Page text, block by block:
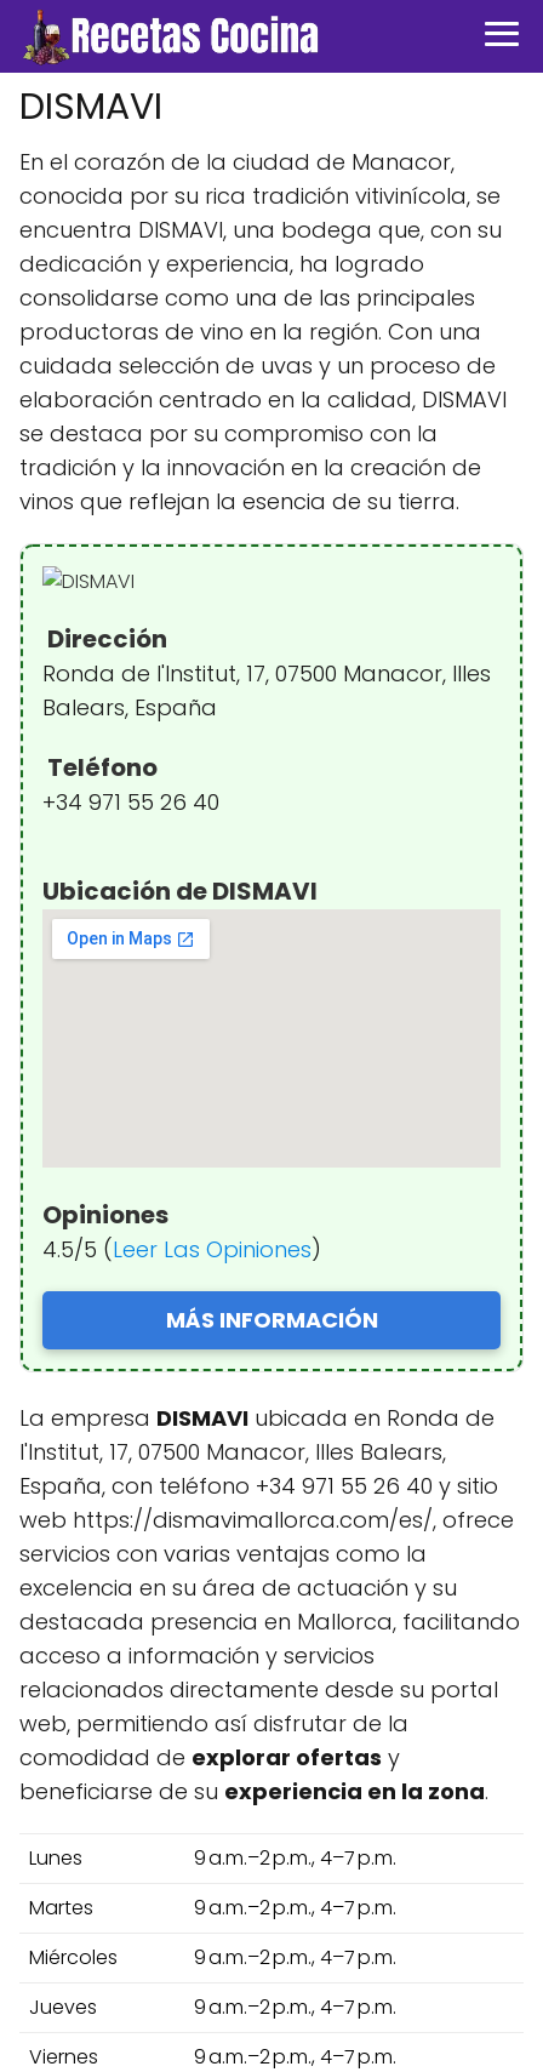
DISMAVI
En el corazón de la ciudad de Manacor,
conocida por su rica tradición vitivinícola, se
encuentra DISMAVI, una bodega que, con su
dedicación y experiencia, ha logrado
consolidarse como una de las principales
productoras de vino en la región. Con una
cuidada selección de uvas y un proceso de
elaboración centrado en la calidad, DISMAVI
se destaca por su compromiso con la
tradición y la innovación en la creación de
vinos que reflejan la esencia de su tierra.
Dirección
Ronda de l'Institut, 17, 07500 Manacor, Illes
Balears, España
Teléfono
+34 971 55 26 40
Ubicación de DISMAVI
Opiniones
4.5/5 (Leer Las Opiniones)
MÁS INFORMACIÓN
La empresa DISMAVI ubicada en Ronda de
l'Institut, 17, 07500 Manacor, Illes Balears,
España, con teléfono +34 971 55 26 40 y sitio
web https://dismavimallorca.com/es/, ofrece
servicios con varias ventajas como la
excelencia en su área de actuación y su
destacada presencia en Mallorca, facilitando
acceso a información y servicios
relacionados directamente desde su portal
web, permitiendo así disfrutar de la
comodidad de explorar ofertas y
beneficiarse de su experiencia en la zona.
Lunes
9 a.m.–2 p.m., 4–7 p.m.
Martes
9 a.m.–2 p.m., 4–7 p.m.
Miércoles
9 a.m.–2 p.m., 4–7 p.m.
Jueves
9 a.m.–2 p.m., 4–7 p.m.
Viernes
9 a.m.–2 p.m., 4–7 p.m.